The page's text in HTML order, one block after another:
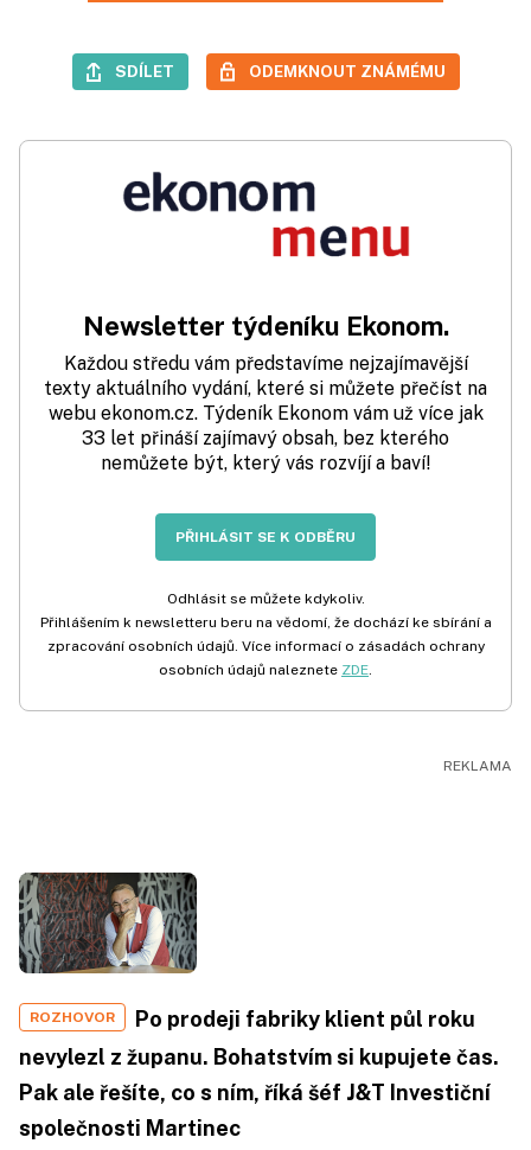
SDÍLET ODEMKNOUT ZNÁMÉMU
Newsletter týdeníku Ekonom.
Každou středu vám představíme nejzajímavější
texty aktuálního vydání, které si můžete přečíst na
webu ekonom.cz. Týdeník Ekonom vám už více jak
33 let přináší zajímavý obsah, bez kterého
nemůžete být, který vás rozvíjí a baví!
PŘIHLÁSIT SE K ODBĚRU
Odhlásit se můžete kdykoliv.
Přihlášením k newsletteru beru na vědomí, že dochází ke sbírání a
zpracování osobních údajů. Více informací o zásadách ochrany
osobních údajů naleznete ZDE.
ROZHOVOR
Po prodeji fabriky klient půl roku
nevylezl z županu. Bohatstvím si kupujete čas.
Pak ale řešíte, co s ním, říká šéf J&T Investiční
společnosti Martinec